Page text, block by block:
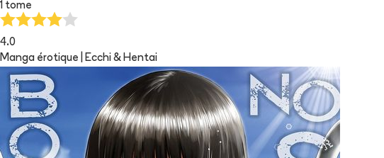
1 tome
4.0
Manga érotique | Ecchi & Hentai